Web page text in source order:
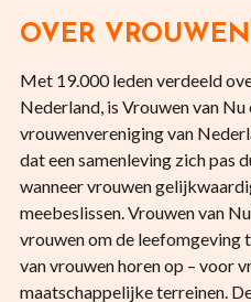
OVER
Met 19.000 leden verdeeld
Nederland, is Vrouwen van
vrouwenvereniging van
dat een samenleving zich pas
wanneer vrouwen
meebeslissen. Vrouwen van
vrouwen om de leefomgeving
van vrouwen horen op – voor
maatschappelijke terreinen.